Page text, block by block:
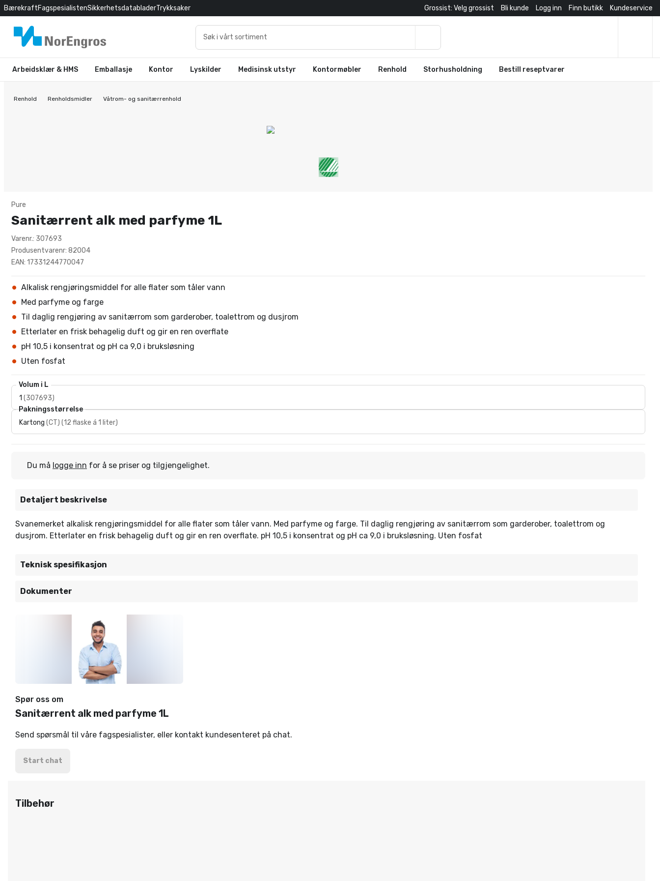
BærekraftFagspesialistenSikkerhetsdatabladerTrykksaker Grossist: Velg grossist Bli kunde Logg inn Finn butikk Kundeservice
Arbeidsklær & HMS Emballasje Kontor Lyskilder Medisinsk utstyr Kontormøbler Renhold Storhusholdning Bestill reseptvarer
Renhold Renholdsmidler Våtrom- og sanitærrenhold
Pure
Sanitærrent alk med parfyme 1L
Varenr.: 307693
Produsentvarenr: 82004
EAN: 17331244770047
Alkalisk rengjøringsmiddel for alle flater som tåler vann
Med parfyme og farge
Til daglig rengjøring av sanitærrom som garderober, toalettrom og dusjrom
Etterlater en frisk behagelig duft og gir en ren overflate
pH 10,5 i konsentrat og pH ca 9,0 i bruksløsning
Uten fosfat
Volum i L
1 (307693)
Pakningsstørrelse
Kartong (CT) (12 flaske á 1 liter)
Du må logge inn for å se priser og tilgjengelighet.
Detaljert beskrivelse
Svanemerket alkalisk rengjøringsmiddel for alle flater som tåler vann. Med parfyme og farge. Til daglig rengjøring av sanitærrom som garderober, toalettrom og
dusjrom. Etterlater en frisk behagelig duft og gir en ren overflate. pH 10,5 i konsentrat og pH ca 9,0 i bruksløsning. Uten fosfat
Teknisk spesifikasjon
Dokumenter
Spør oss om
Sanitærrent alk med parfyme 1L
Send spørsmål til våre fagspesialister, eller kontakt kundesenteret på chat.
Start chat
Tilbehør